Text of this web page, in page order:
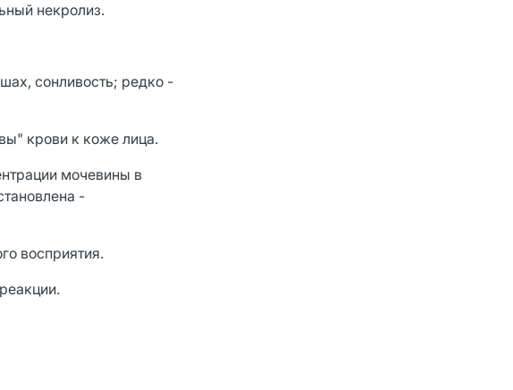
некролиз.
сонливость; редко -
крови к коже лица.
мочевины в
-
восприятия.